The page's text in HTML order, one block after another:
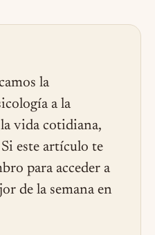
la
a la
vida cotidiana,
este artículo te
para acceder a
de la semana en